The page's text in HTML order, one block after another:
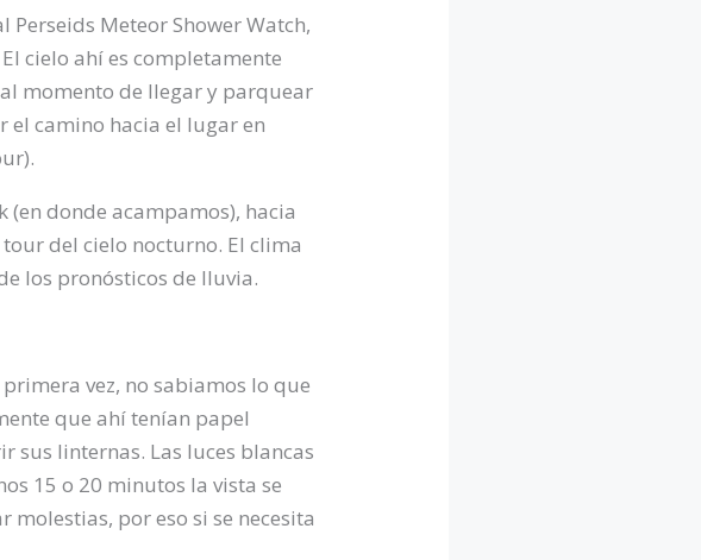
Meteor Shower Watch,
cielo ahí es completamente
momento de llegar y parquear
el camino hacia el lugar en
(en donde acampamos), hacia
del cielo nocturno. El clima
los pronósticos de lluvia.
vez, no sabiamos lo que
que ahí tenían papel
sus linternas. Las luces blancas
15 o 20 minutos la vista se
por eso si se necesita